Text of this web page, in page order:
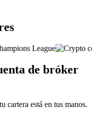
de bróker
cartera está en tus manos.